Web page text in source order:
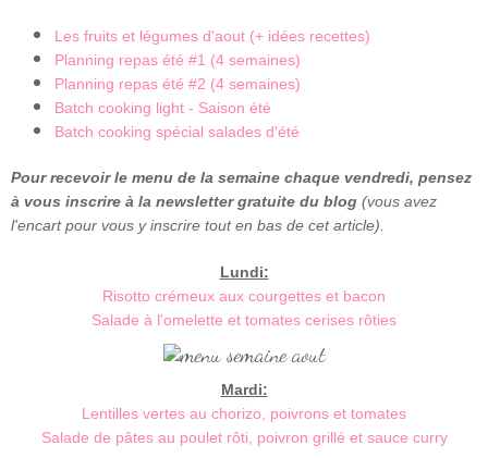
Les fruits et légumes d'aout (+ idées recettes)
Planning repas été #1 (4 semaines)
Planning repas été #2 (4 semaines)
Batch cooking light - Saison été
Batch cooking spécial salades d'été
Pour recevoir le menu de la semaine chaque vendredi, pensez
à vous inscrire à la newsletter gratuite du blog (vous avez
l'encart pour vous y inscrire tout en bas de cet article).
Lundi:
Risotto crémeux aux courgettes et bacon
Salade à l'omelette et tomates cerises rôties
Mardi:
Lentilles vertes au chorizo, poivrons et tomates
Salade de pâtes au poulet rôti, poivron grillé et sauce curry